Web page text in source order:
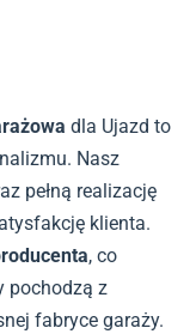
dla Ujazd to
Nasz
pełną realizację
klienta.
, co
pochodzą z
fabryce garaży.